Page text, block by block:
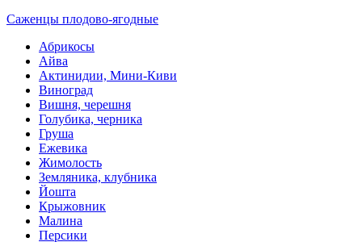
Саженцы плодово-ягодные
Абрикосы
Айва
Актинидии, Мини-Киви
Виноград
Вишня, черешня
Голубика, черника
Груша
Ежевика
Жимолость
Земляника, клубника
Йошта
Крыжовник
Малина
Персики